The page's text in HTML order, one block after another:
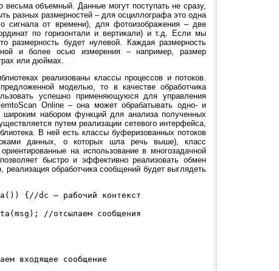
весьма объемный. Данные могут поступать не сразу,
разных размерностей – для осциллографа это одна
сигнала от времени), для фотоизображения – две
по горизонтали и вертикали) и т.д. Если мы
размерность будет нулевой. Каждая размерность
и более осью измерения – например, размер
или дюймах.
реализованы классы процессов и потоков.
моделью, то в качестве обработчика
успешно применяющуюся для управления
Online – она может обрабатывать одно- и
набором функций для анализа полученных
путем реализации сетевого интерфейса,
В ней есть классы буферизованных потоков
данных, о которых шла речь выше), класс
на использование в многозадачной
быстро и эффективно реализовать обмен
обработчика сообщений будет выглядеть
{//dc – рабочий контекст
входящее сообщение